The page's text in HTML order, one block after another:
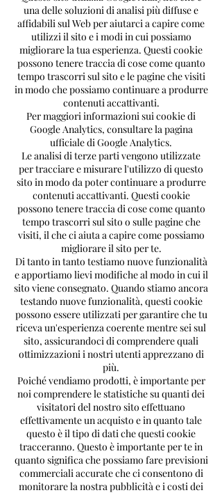
una delle soluzioni di analisi più diffuse e
affidabili sul Web per aiutarci a capire come
utilizzi il sito e i modi in cui possiamo
migliorare la tua esperienza. Questi cookie
possono tenere traccia di cose come quanto
tempo trascorri sul sito e le pagine che visiti
in modo che possiamo continuare a produrre
contenuti accattivanti.
Per maggiori informazioni sui cookie di
Google Analytics, consultare la pagina
ufficiale di Google Analytics.
Le analisi di terze parti vengono utilizzate
per tracciare e misurare l'utilizzo di questo
sito in modo da poter continuare a produrre
contenuti accattivanti. Questi cookie
possono tenere traccia di cose come quanto
tempo trascorri sul sito o sulle pagine che
visiti, il che ci aiuta a capire come possiamo
migliorare il sito per te.
Di tanto in tanto testiamo nuove funzionalità
e apportiamo lievi modifiche al modo in cui il
sito viene consegnato. Quando stiamo ancora
testando nuove funzionalità, questi cookie
possono essere utilizzati per garantire che tu
riceva un'esperienza coerente mentre sei sul
sito, assicurandoci di comprendere quali
ottimizzazioni i nostri utenti apprezzano di
più.
Poiché vendiamo prodotti, è importante per
noi comprendere le statistiche su quanti dei
visitatori del nostro sito effettuano
effettivamente un acquisto e in quanto tale
questo è il tipo di dati che questi cookie
tracceranno. Questo è importante per te in
quanto significa che possiamo fare previsioni
commerciali accurate che ci consentono di
monitorare la nostra pubblicità e i costi dei